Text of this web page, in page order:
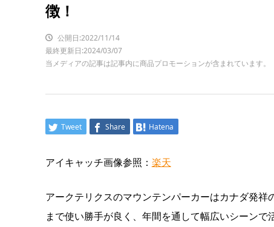
徴！
公開日:2022/11/14
最終更新日:2024/03/07
当メディアの記事は記事内に商品プロモーションが含まれています。
Tweet Share Hatena
アイキャッチ画像参照： 楽天
アークテリクスのマウンテンパーカーはカナダ発
まで使い勝手が良く、年間を通して幅広いシーン